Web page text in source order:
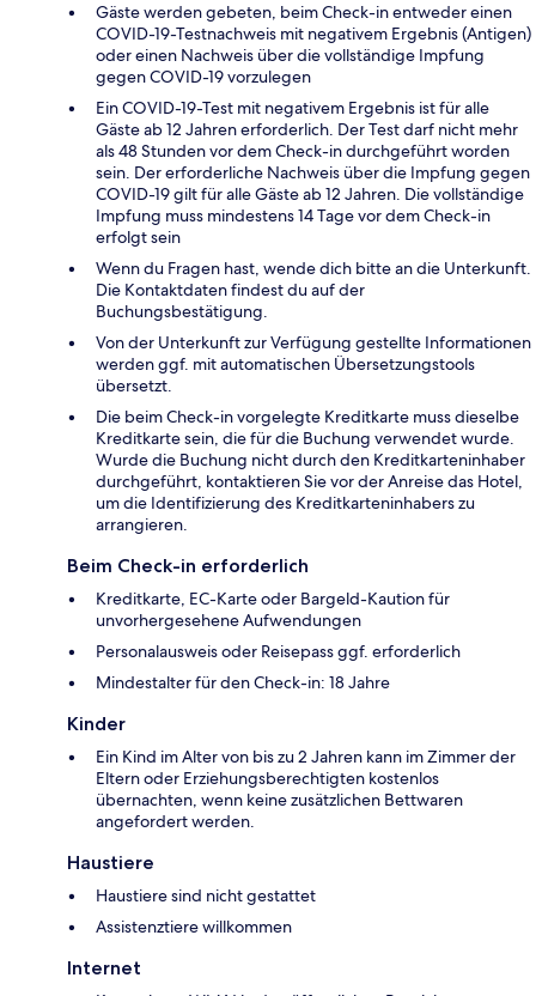
Gäste werden gebeten, beim Check-in entweder einen
COVID-19-Testnachweis mit negativem Ergebnis (Antigen)
oder einen Nachweis über die vollständige Impfung
gegen COVID-19 vorzulegen
Ein COVID-19-Test mit negativem Ergebnis ist für alle
Gäste ab 12 Jahren erforderlich. Der Test darf nicht mehr
als 48 Stunden vor dem Check-in durchgeführt worden
sein. Der erforderliche Nachweis über die Impfung gegen
COVID-19 gilt für alle Gäste ab 12 Jahren. Die vollständige
Impfung muss mindestens 14 Tage vor dem Check-in
erfolgt sein
Wenn du Fragen hast, wende dich bitte an die Unterkunft.
Die Kontaktdaten findest du auf der
Buchungsbestätigung.
Von der Unterkunft zur Verfügung gestellte Informationen
werden ggf. mit automatischen Übersetzungstools
übersetzt.
Die beim Check-in vorgelegte Kreditkarte muss dieselbe
Kreditkarte sein, die für die Buchung verwendet wurde.
Wurde die Buchung nicht durch den Kreditkarteninhaber
durchgeführt, kontaktieren Sie vor der Anreise das Hotel,
um die Identifizierung des Kreditkarteninhabers zu
arrangieren.
Beim Check-in erforderlich
Kreditkarte, EC-Karte oder Bargeld-Kaution für
unvorhergesehene Aufwendungen
Personalausweis oder Reisepass ggf. erforderlich
Mindestalter für den Check-in: 18 Jahre
Kinder
Ein Kind im Alter von bis zu 2 Jahren kann im Zimmer der
Eltern oder Erziehungsberechtigten kostenlos
übernachten, wenn keine zusätzlichen Bettwaren
angefordert werden.
Haustiere
Haustiere sind nicht gestattet
Assistenztiere willkommen
Internet